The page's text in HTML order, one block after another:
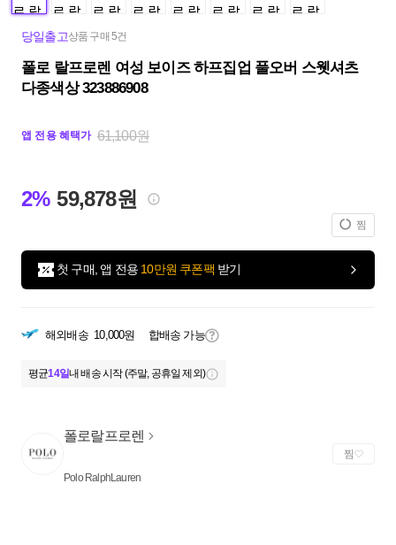
당일출고상품 구매 5건
폴로 랄프로렌 여성 보이즈 하프집업 풀오버 스웻셔츠
다종색상 323886908
앱 전용 혜택가 61,100원
2% 59,878원
찜
첫 구매, 앱 전용 10만원 쿠폰팩 받기
해외배송 10,000원 합배송 가능
평균14일내 배송 시작 (주말, 공휴일 제외)
폴로랄프로렌
Polo RalphLauren
찜